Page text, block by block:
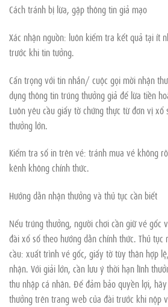
Cách tránh bị lừa, gặp thông tin giả mạo
Xác nhận nguồn: luôn kiểm tra kết quả tại ít
trước khi tin tưởng.
Cẩn trọng với tin nhắn/ cuộc gọi mời nhận
dụng thông tin trúng thưởng giả để lừa tiền
Luôn yêu cầu giấy tờ chứng thực từ đơn vị xổ
thưởng lớn.
Kiểm tra số in trên vé: tránh mua vé không
kênh không chính thức.
Hướng dẫn nhận thưởng và thủ tục cần biết
Nếu trúng thưởng, người chơi cần giữ vé gốc
đài xổ số theo hướng dẫn chính thức. Thủ tục
cầu: xuất trình vé gốc, giấy tờ tùy thân hợp
nhận. Với giải lớn, cần lưu ý thời hạn lĩnh
thu nhập cá nhân. Để đảm bảo quyền lợi,
thưởng trên trang web của đài trước khi nộp